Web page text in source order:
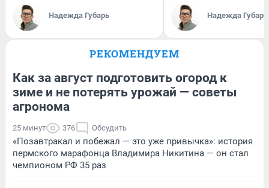
Надежда Губарь Надежда Губарь
РЕКОМЕНДУЕМ
Как за август подготовить огород к
зиме и не потерять урожай — советы
агронома
25 минут 376 Обсудить
«Позавтракал и побежал — это уже привычка»: история
пермского марафонца Владимира Никитина — он стал
чемпионом РФ 35 раз